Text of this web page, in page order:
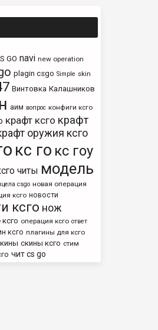
GO navi new operation
plagin csgo Simple skin
Винтовка Калашников
аим вопрос конфиги ксго
крафт ксго крафт
оружия ксго
кс го кс гоу
читы модель
csgo новая операция
ксго новости
ксго нож
операция ксго ответ
ксго плагины для ксго
скины ксго стим
чит cs go